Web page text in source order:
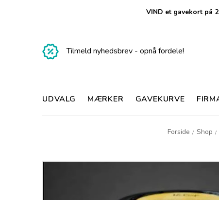
VIND et gavekort på
Tilmeld nyhedsbrev - opnå fordele!
UDVALG MÆRKER GAVEKURVE
Forside / Shop /